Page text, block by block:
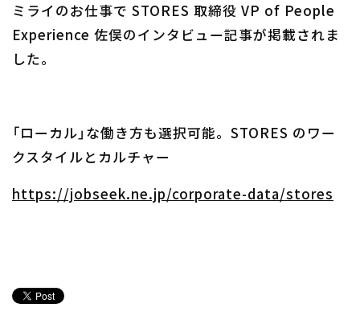
ミライのお仕事で STORES 取締役 VP of People
Experience 佐俣のインタビュー記事が掲載されま
した。
「ローカル」な働き方も選択可能。STORES のワー
クスタイルとカルチャー
https://jobseek.ne.jp/corporate-data/stores